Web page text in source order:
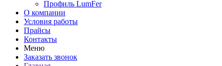
Профиль LumFer
О компании
Условия работы
Прайсы
Контакты
Меню
Заказать звонок